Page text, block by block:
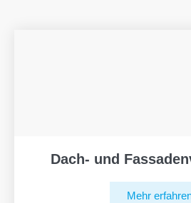
Dach- und
Mehr